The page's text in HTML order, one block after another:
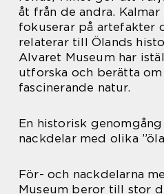
åt från de andra. Kalmar
fokuserar på artefakter
relaterar till Ölands
Alvaret Museum har
utforska och berätta
fascinerande natur.
En historisk
nackdelar med olika
För- och nackdelarna
Museum beror till stor